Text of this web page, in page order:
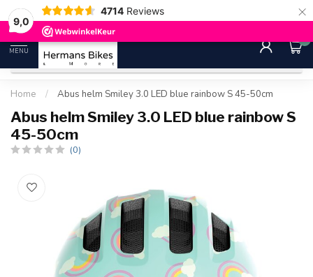
9,0
4714 Reviews ×
30 dagen bedenktijd Gratis
MENU
0
Home / Abus helm Smiley 3.0 LED blue rainbow S 45-50cm
Abus helm Smiley 3.0 LED blue rainbow S
45-50cm
(0)